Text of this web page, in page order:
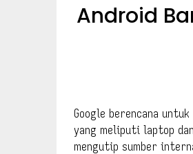
Android
Google berencana
yang meliputi laptop
mengutip sumber